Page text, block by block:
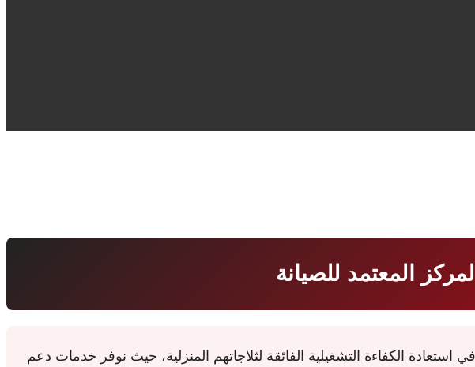
المعتمد للصيانة
الكفاءة التشغيلية الفائقة لثلاجاتهم المنزلية، حيث نوفر خدمات دعم